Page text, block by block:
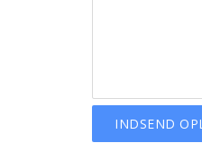
INDSEND